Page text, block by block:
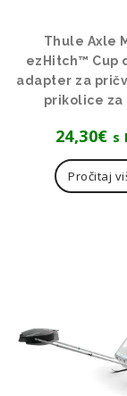
Thule Axle
ezHitch™ Cup
adapter za
prikolice za
24,30€ s
Pročitaj